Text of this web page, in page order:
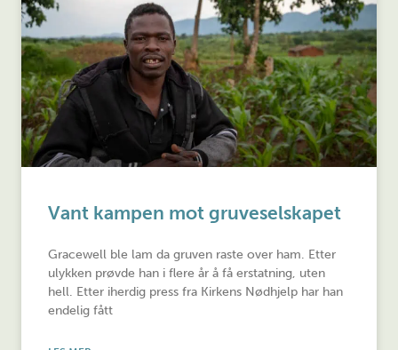
Vant kampen mot gruveselskapet
Gracewell ble lam da gruven raste over ham. Etter
ulykken prøvde han i flere år å få erstatning, uten
hell. Etter iherdig press fra Kirkens Nødhjelp har han
endelig fått